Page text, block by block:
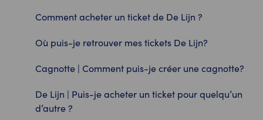
Comment acheter un ticket de De Lijn ?
Où puis-je retrouver mes tickets De Lijn?
Cagnotte | Comment puis-je créer une cagnotte?
De Lijn | Puis-je acheter un ticket pour quelqu’un
d’autre ?